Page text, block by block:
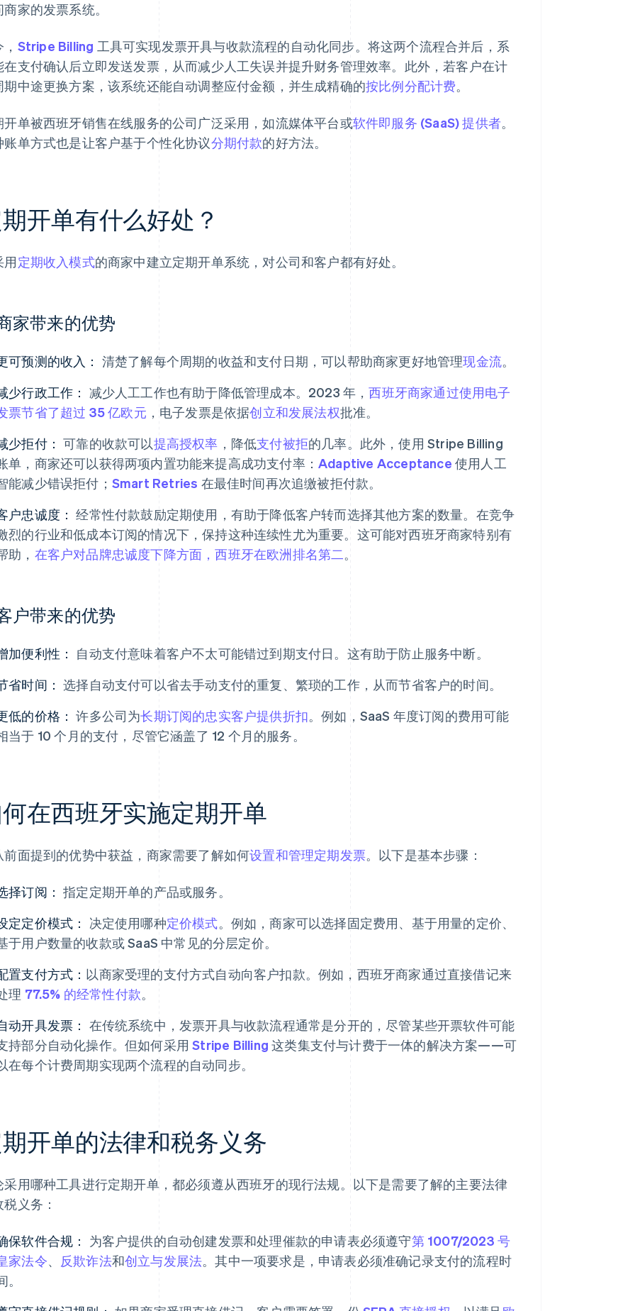
家的发票系统。
Stripe Billing 工具可实现发票开具与收款流程的自动化同步。将这两个流程合并后，系
在支付确认后立即发送发票，从而减少人工失误并提升财务管理效率。此外，若客户在计
期中途更换方案，该系统还能自动调整应付金额，并生成精确的按比例分配计费。
开单被西班牙销售在线服务的公司广泛采用，如流媒体平台或软件即服务 (SaaS) 提供者。
账单方式也是让客户基于个性化协议分期付款的好方法。
开单有什么好处？
用定期收入模式的商家中建立定期开单系统，对公司和客户都有好处。
家带来的优势
可预测的收入： 清楚了解每个周期的收益和支付日期，可以帮助商家更好地管理现金流。
少行政工作： 减少人工工作也有助于降低管理成本。2023 年，西班牙商家通过使用电子
票节省了超过 35 亿欧元 ，电子发票是依据创立和发展法权批准。
少拒付： 可靠的收款可以提高授权率 ，降低支付被拒的几率。此外，使用 Stripe Billing
单，商家还可以获得两项内置功能来提高成功支付率： Adaptive Acceptance 使用人工
能减少错误拒付； Smart Retries 在最佳时间再次追缴被拒付款。
户忠诚度： 经常性付款鼓励定期使用，有助于降低客户转而选择其他方案的数量。在竞争
烈的行业和低成本订阅的情况下，保持这种连续性尤为重要。这可能对西班牙商家特别有
助， 在客户对品牌忠诚度下降方面，西班牙在欧洲排名第二。
户带来的优势
加便利性：
自动支付意味着客户不太可能错过到期支付日。这有助于防止服务中断。
省时间： 选择自动支付可以省去手动支付的重复、繁琐的工作，从而节省客户的时间。
低的价格： 许多公司为长期订阅的忠实客户提供折扣。例如，SaaS 年度订阅的费用可能
当于 10 个月的支付，尽管它涵盖了 12 个月的服务。
在西班牙实施定期开单
前面提到的优势中获益，商家需要了解如何设置和管理定期发票。以下是基本步骤：
择订阅： 指定定期开单的产品或服务。
定定价模式：
决定使用哪种定价模式。例如，商家可以选择固定费用、基于用量的定价、
于用户数量的收款或 SaaS 中常见的分层定价。
置支付方式： 以商家受理的支付方式自动向客户扣款。例如，西班牙商家通过直接借记来
理 77.5% 的经常性付款。
动开具发票： 在传统系统中，发票开具与收款流程通常是分开的，尽管某些开票软件可能
持部分自动化操作。但如何采用Stripe Billing 这类集支付与计费于一体的解决方案——可
在每个计费周期实现两个流程的自动同步。
开单的法律和税务义务
采用哪种工具进行定期开单，都必须遵从西班牙的现行法规。以下是需要了解的主要法律
义务：
保软件合规： 为客户提供的自动创建发票和处理催款的申请表必须遵守第 1007/2023 号
家法令、 反欺诈法和创立与发展法。其中一项要求是，申请表必须准确记录支付的流程时
。